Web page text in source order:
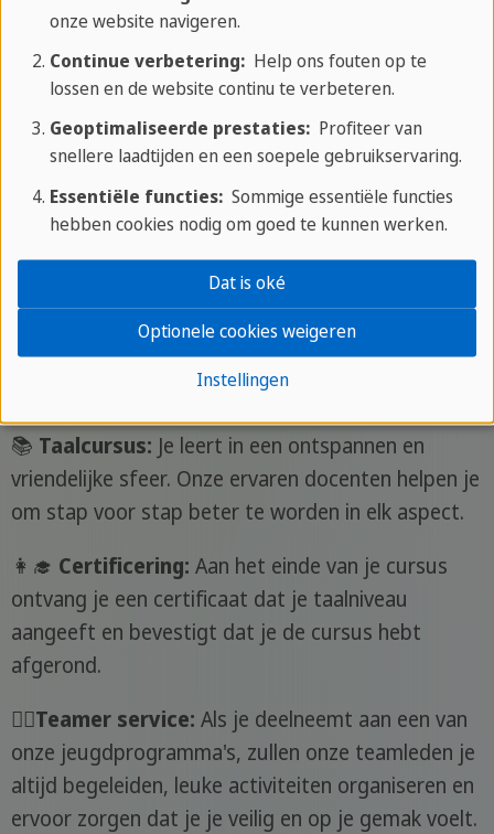
Om permanent akkoord te gaan met deze dienst, moet
uGoogle Mapsaccepteren in deInhoudsbeheer
Wat is inbegrepen in je Plus Taalreizen
Taalreis
Je begint je reis met een korte online
taaltest. Dit helpt ons om de beste klas voor jouw
📚 Taalcursus: Je leert in een ontspannen en
vriendelijke sfeer. Onze ervaren docenten helpen je
om stap voor stap beter te worden in elk aspect.
👩‍🎓 Certificering: Aan het einde van je cursus
ontvang je een certificaat dat je taalniveau
aangeeft en bevestigt dat je de cursus hebt
afgerond.
🙋‍♀️Teamer service: Als je deelneemt aan een van
onze jeugdprogramma's, zullen onze teamleden je
altijd begeleiden, leuke activiteiten organiseren en
ervoor zorgen dat je je veilig en op je gemak voelt.
onze website navigeren.
Continue verbetering:Help ons fouten op te
lossen en de website continu te verbeteren.
Geoptimaliseerde prestaties:Profiteer van
snellere laadtijden en een soepele gebruikservaring.
Essentiële functies:Sommige essentiële functies
hebben cookies nodig om goed te kunnen werken.
Instellingen
Optionele cookies weigeren
Dat is oké